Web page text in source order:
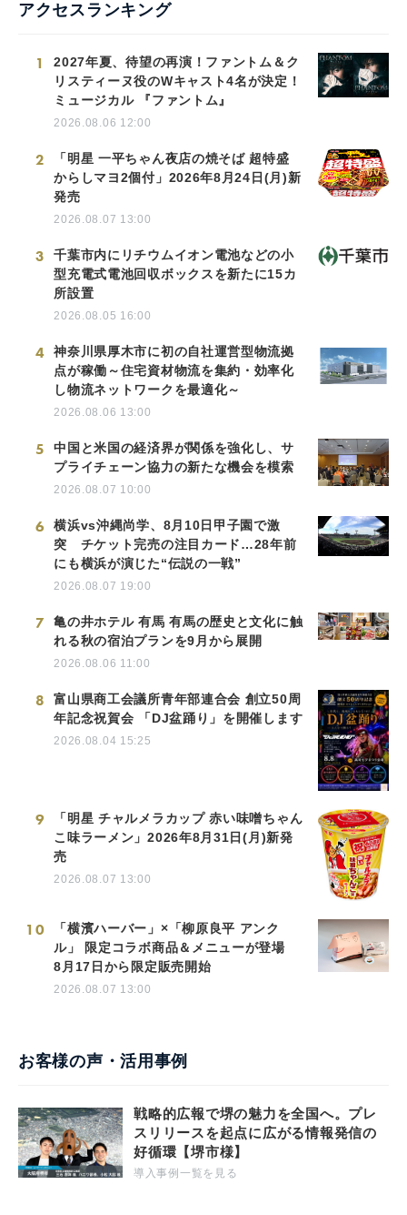
アクセスランキング
1
2027年夏、待望の再演！ファントム＆ク
リスティーヌ役のWキャスト4名が決定！
ミュージカル 『ファントム』
2026.08.06 12:00
2
「明星 一平ちゃん夜店の焼そば 超特盛
からしマヨ2個付」2026年8月24日(月)新
発売
2026.08.07 13:00
3
千葉市内にリチウムイオン電池などの小
型充電式電池回収ボックスを新たに15カ
所設置
2026.08.05 16:00
4
神奈川県厚木市に初の自社運営型物流拠
点が稼働～住宅資材物流を集約・効率化
し物流ネットワークを最適化～
2026.08.06 13:00
5
中国と米国の経済界が関係を強化し、サ
プライチェーン協力の新たな機会を模索
2026.08.07 10:00
6
横浜vs沖縄尚学、8月10日甲子園で激
突 チケット完売の注目カード…28年前
にも横浜が演じた“伝説の一戦”
2026.08.07 19:00
7
亀の井ホテル 有馬 有馬の歴史と文化に触
れる秋の宿泊プランを9月から展開
2026.08.06 11:00
8
富山県商工会議所青年部連合会 創立50周
年記念祝賀会 「DJ盆踊り」を開催します
2026.08.04 15:25
9
「明星 チャルメラカップ 赤い味噌ちゃん
こ味ラーメン」2026年8月31日(月)新発
売
2026.08.07 13:00
10
「横濱ハーバー」×「柳原良平 アンク
ル」 限定コラボ商品＆メニューが登場
8月17日から限定販売開始
2026.08.07 13:00
お客様の声・活用事例
戦略的広報で堺の魅力を全国へ。プレ
スリリースを起点に広がる情報発信の
好循環【堺市様】
導入事例一覧を見る